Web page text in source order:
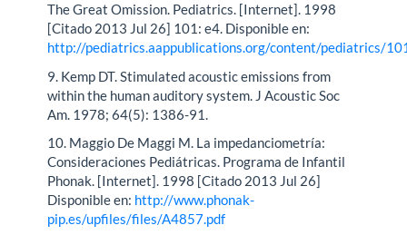
The Great Omission. Pediatrics. [Internet]. 1998
[Citado 2013 Jul 26] 101: e4. Disponible en:
http://pediatrics.aappublications.org/content/pediatrics/
9. Kemp DT. Stimulated acoustic emissions from
within the human auditory system. J Acoustic Soc
Am. 1978; 64(5): 1386-91.
10. Maggio De Maggi M. La impedanciometría:
Consideraciones Pediátricas. Programa de Infantil
Phonak. [Internet]. 1998 [Citado 2013 Jul 26]
Disponible en: http://www.phonak-
pip.es/upfiles/files/A4857.pdf